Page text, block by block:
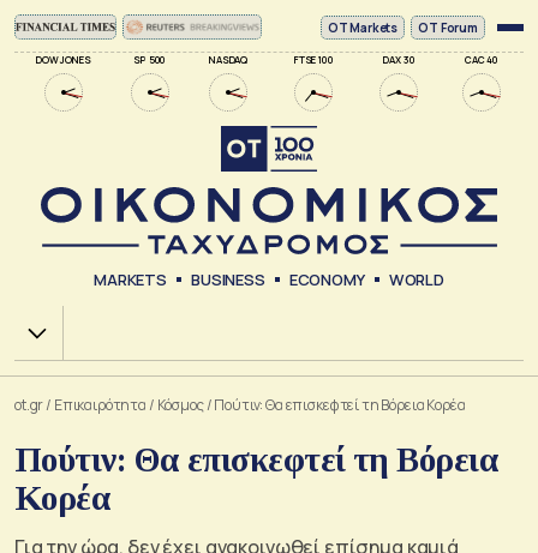
DOW JONES SP 500 NASDAQ FTSE 100 DAX 30 CAC 40
ΟΤ Markets OT Forum
MARKETS BUSINESS ECONOMY WORLD
Χ.Α.
ot.gr/ Επικαιρότητα / Κόσμος/Πούτιν: Θα επισκεφτεί τη Βόρεια Κορέα
Πούτιν: Θα επισκεφτεί τη Βόρεια
Κορέα
Για την ώρα, δεν έχει ανακοινωθεί επίσημα καμιά